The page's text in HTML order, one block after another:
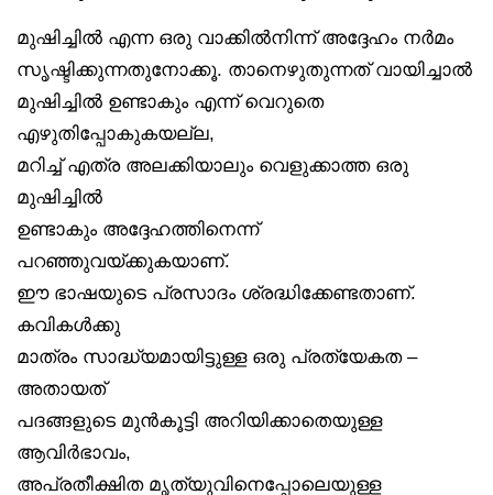
മുഷിച്ചിൽ എന്ന ഒരു വാക്കിൽനിന്ന് അദ്ദേഹം നർമം
സൃഷ്ടിക്കുന്നതുനോക്കൂ. താനെഴുതുന്നത് വായിച്ചാൽ
മുഷിച്ചിൽ ഉണ്ടാകും എന്ന് വെറുതെ
എഴുതിപ്പോകുകയല്ല,
മറിച്ച് എത്ര അലക്കിയാലും വെളുക്കാത്ത ഒരു
മുഷിച്ചിൽ
ഉണ്ടാകും അദ്ദേഹത്തിനെന്ന്
പറഞ്ഞുവയ്ക്കുകയാണ്.
ഈ ഭാഷയുടെ പ്രസാദം ശ്രദ്ധിക്കേണ്ടതാണ്.
കവികൾക്കു
മാത്രം സാദ്ധ്യമായിട്ടുള്ള ഒരു പ്രത്യേകത –
അതായത്
പദങ്ങളുടെ മുൻകൂട്ടി അറിയിക്കാതെയുള്ള
ആവിർഭാവം,
അപ്രതീക്ഷിത മൃത്യുവിനെപ്പോലെയുള്ള